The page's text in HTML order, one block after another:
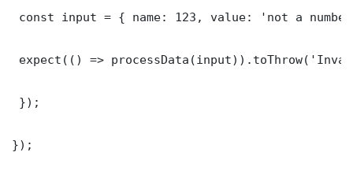
const input = { name: 123, value: 'not a
expect(() =>
});
});